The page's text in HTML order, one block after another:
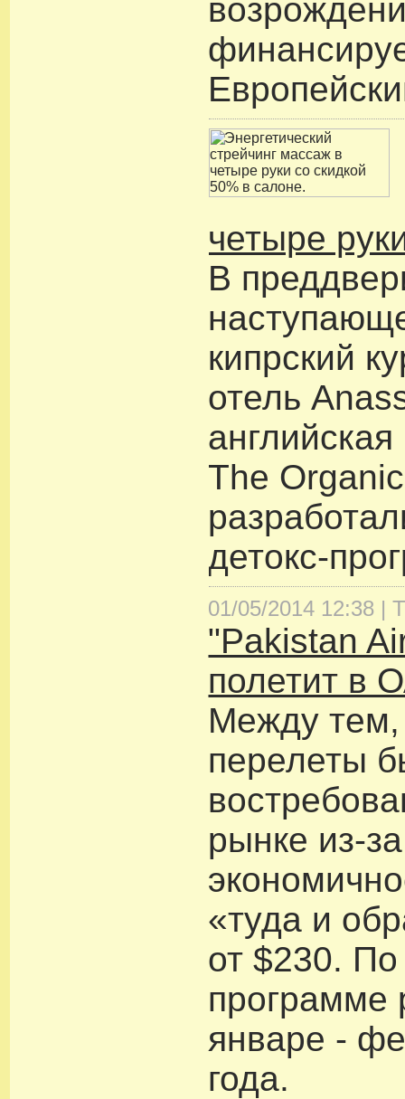
четыре
В
кипрский
отель
The
детокс-
01/05/2014 12:38 |
"Pakistan
полетит в
Между тем,
перелеты
рынке из-
«туда и
от $230.
программе
январе -
года.